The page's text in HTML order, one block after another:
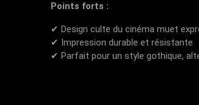
Points forts :
✔ Design culte du cinéma muet
✔ Impression durable et résistante
✔ Parfait pour un style gothique,